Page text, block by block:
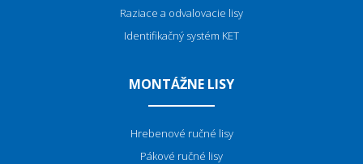
Raziace a odvalovacie lisy
Identifikačný systém KET
MONTÁŽNE LISY
Hrebenové ručné lisy
Pákové ručné lisy